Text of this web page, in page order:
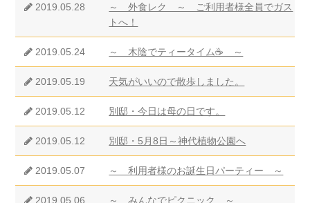
2019.05.28
～ 外食レク ～ ご利用者様全員でガス
トへ！
2019.05.24 ～ 木陰でティータイム☕ ～
2019.05.19 天気がいいので散歩しました。
2019.05.12 別邸・今日は母の日です。
2019.05.12 別邸・5月8日～神代植物公園へ
2019.05.07 ～ 利用者様のお誕生日パーティー ～
2019.05.06 ～ みんなでピクニック ～